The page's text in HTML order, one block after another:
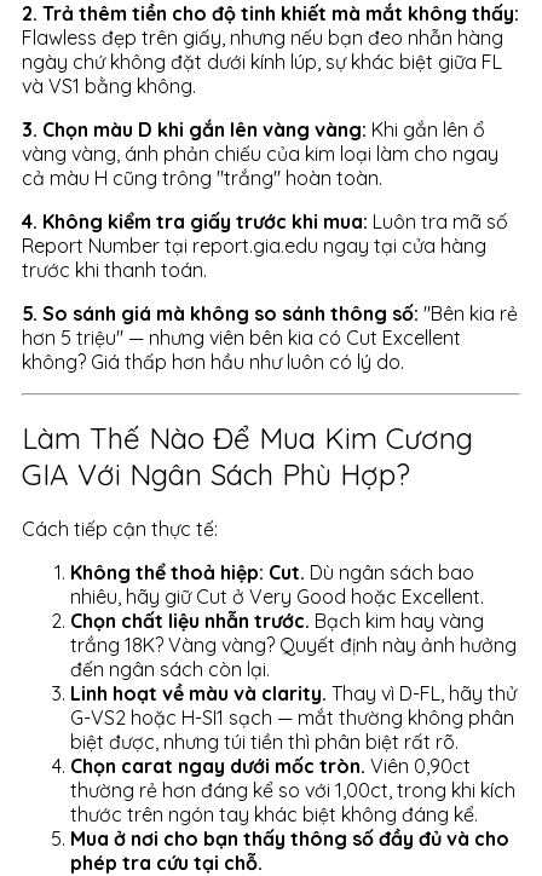
2. Trả thêm tiền cho độ tinh khiết mà mắt không thấy:
Flawless đẹp trên giấy, nhưng nếu bạn đeo nhẫn hàng
ngày chứ không đặt dưới kính lúp, sự khác biệt giữa FL
và VS1 bằng không.
3. Chọn màu D khi gắn lên vàng vàng: Khi gắn lên ổ
vàng vàng, ánh phản chiếu của kim loại làm cho ngay
cả màu H cũng trông "trắng" hoàn toàn.
4. Không kiểm tra giấy trước khi mua: Luôn tra mã số
Report Number tại report.gia.edu ngay tại cửa hàng
trước khi thanh toán.
5. So sánh giá mà không so sánh thông số: "Bên kia rẻ
hơn 5 triệu" — nhưng viên bên kia có Cut Excellent
không? Giá thấp hơn hầu như luôn có lý do.
Làm Thế Nào Để Mua Kim Cương
GIA Với Ngân Sách Phù Hợp?
Cách tiếp cận thực tế:
Không thể thoả hiệp: Cut. Dù ngân sách bao
nhiêu, hãy giữ Cut ở Very Good hoặc Excellent.
Chọn chất liệu nhẫn trước. Bạch kim hay vàng
trắng 18K? Vàng vàng? Quyết định này ảnh hưởng
đến ngân sách còn lại.
Linh hoạt về màu và clarity. Thay vì D-FL, hãy thử
G-VS2 hoặc H-SI1 sạch — mắt thường không phân
biệt được, nhưng túi tiền thì phân biệt rất rõ.
Chọn carat ngay dưới mốc tròn. Viên 0,90ct
thường rẻ hơn đáng kể so với 1,00ct, trong khi kích
thước trên ngón tay khác biệt không đáng kể.
Mua ở nơi cho bạn thấy thông số đầy đủ và cho
phép tra cứu tại chỗ.